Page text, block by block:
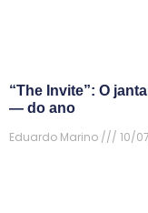
“The Invite”: O
— do ano
Eduardo Marino
10/